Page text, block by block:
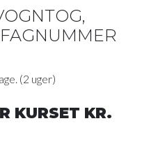
(2 uger)
KURSET KR.